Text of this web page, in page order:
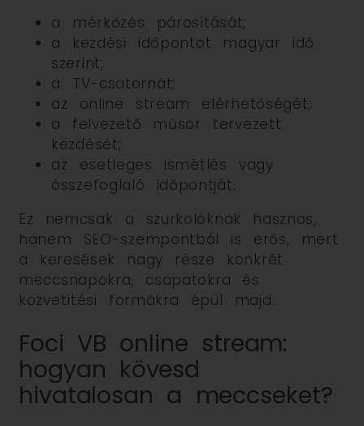
a mérkőzés párosítását;
a kezdési időpontot magyar idő
szerint;
a TV-csatornát;
az online stream elérhetőségét;
a felvezető műsor tervezett
kezdését;
az esetleges ismétlés vagy
összefoglaló időpontját.
Ez nemcsak a szurkolóknak hasznos,
hanem SEO-szempontból is erős, mert
a keresések nagy része konkrét
meccsnapokra, csapatokra és
közvetítési formákra épül majd.
Foci VB online stream:
hogyan kövesd
hivatalosan a meccseket?